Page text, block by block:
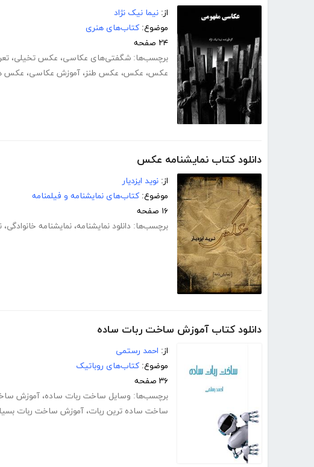
از: نیما نیک نژاد
موضوع: کتاب‌های هنری
۲۴ صفحه
برچسب‌ها: شگفتی‌های عکاسی، عکس تخیلی،
عکس، عکس، عکس طنز، آموزش عکاسی، عکس
دانلود کتاب نمایشنامه عکس
از: نوید ایزدیار
موضوع: کتاب‌های نمایشنامه و فیلمنامه
۱۶ صفحه
برچسب‌ها: دانلود نمایشنامه، نمایشنامه خانوادگی،
دانلود کتاب آموزش ساخت ربات ساده
از: احمد رستمی
موضوع: کتاب‌های روباتیک
۳۶ صفحه
برچسب‌ها: وسایل ساخت ربات ساده، آموزش
ساخت ساده ترین ربات، آموزش ساخت ربات